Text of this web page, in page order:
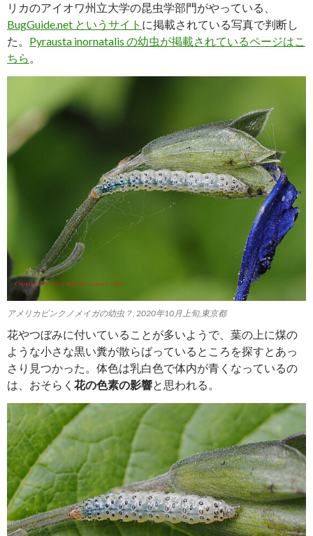
リカのアイオワ州立大学の昆虫学部門がやっている、
BugGuide.net というサイト に掲載されている写真で判断し
た。 Pyrausta inornatalis の幼虫が掲載されているページはこ
ちら 。
アメリカピンクノメイガの幼虫？, 2020年10月上旬,東京都
花やつぼみに付いていることが多いようで、葉の上に煤の
ような小さな黒い糞が散らばっているところを探すとあっ
さり見つかった。体色は乳白色で体内が青くなっているの
は、おそらく 花の色素の影響と思われる。